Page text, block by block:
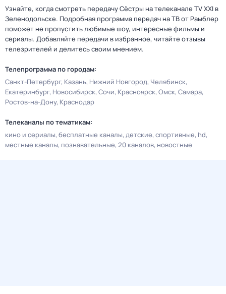
Узнайте, когда смотреть передачу Сёстры на телеканале TV XXI в
Зеленодольске. Подробная программа передач на ТВ от Рамблер
поможет не пропустить любимые шоу, интересные фильмы и
сериалы. Добавляйте передачи в избранное, читайте отзывы
телезрителей и делитесь своим мнением.
Телепрограмма по городам:
Санкт-Петербург Казань Нижний Новгород Челябинск
Екатеринбург Новосибирск Сочи Красноярск Омск Самара
Ростов-на-Дону Краснодар
Телеканалы по тематикам:
кино и сериалы бесплатные каналы детские спортивные hd
местные каналы познавательные 20 каналов новостные